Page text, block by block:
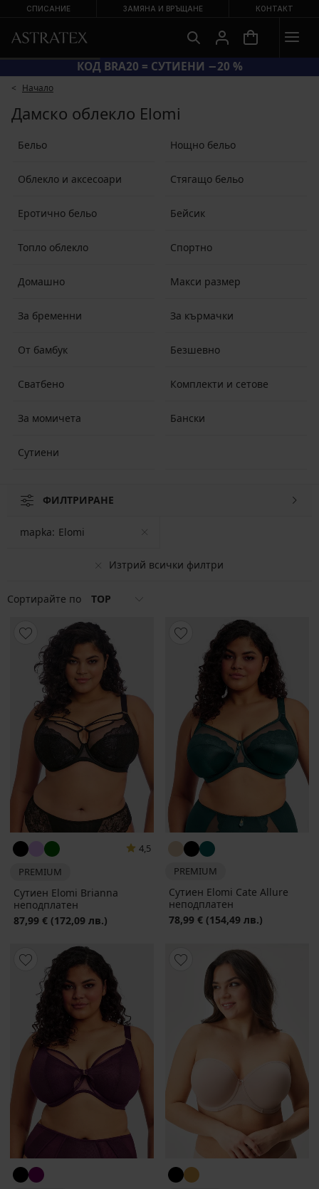
СПИСАНИЕ ЗАМЯНА И ВРЪЩАНЕ КОНТАКТ
КОД BRA20 = СУТИЕНИ −20 %
Начало
Дамско облекло Elomi
Бельо Нощно бельо
Облекло и аксесоари Стягащо бельо
Еротично бельо Бейсик
Топло облекло Спортно
Домашно Макси размер
За бременни За кърмачки
От бамбук Безшевно
Сватбено Комплекти и сетове
За момичета Бански
Сутиени
ФИЛТРИРАНЕ
Изтрий всички филтри
mapka: Elomi
Сортирайте по TOP
4,5
PREMIUM
Сутиен Elomi Brianna
неподплатен
87,99 € (172,09 лв.)
PREMIUM
Сутиен Elomi Cate Allure
неподплатен
78,99 € (154,49 лв.)